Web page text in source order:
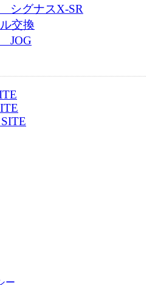
シグナスX-SR
交換
JOG
ー